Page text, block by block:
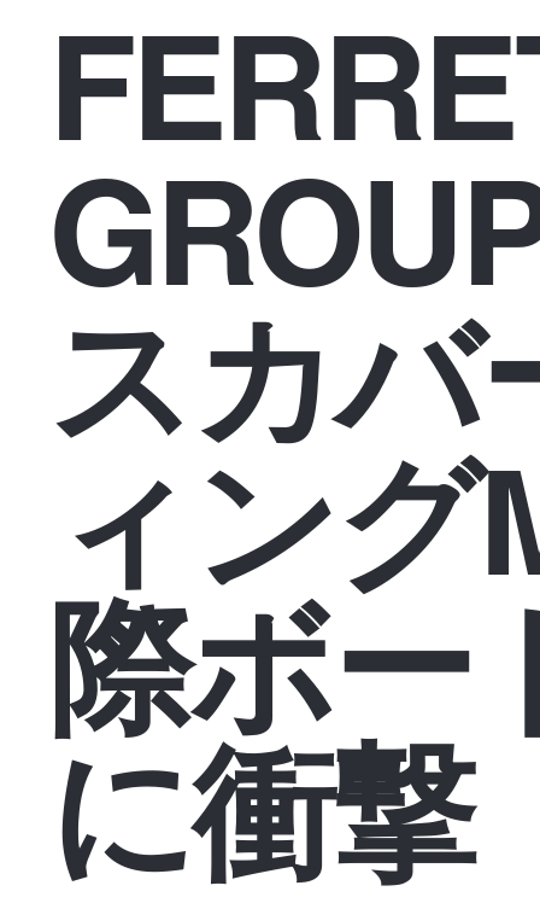
スカバ
ィング
際ボー
に衝撃